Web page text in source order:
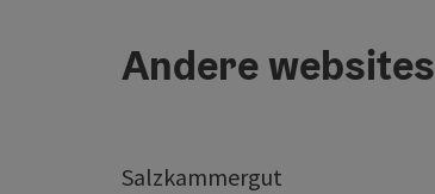
Andere websites
Salzkammergut